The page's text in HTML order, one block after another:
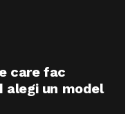
care fac
alegi un model